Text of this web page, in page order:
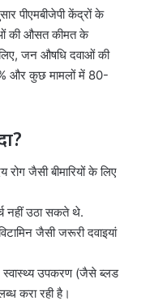
पीएमबीजेपी केंद्रों के
की औसत कीमत के
जन औषधि दवाओं की
और कुछ मामलों में 80-
जैसी बीमारियों के लिए
नहीं उठा सकते थे.
जैसी जरूरी दवाइयां
उपकरण (जैसे ब्लड
करा रही है।